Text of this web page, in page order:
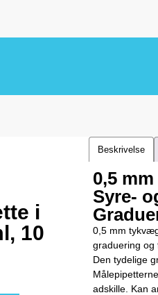
i
10
Beskrivelse
0,5
Syre-
0,5 mm
graduering og
Den tydelige
adskille. Kan